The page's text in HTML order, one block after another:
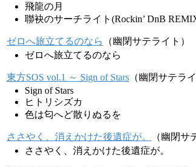
飛龍の月
聯袂のサーチライト(Rockin’ DnB
ゼロへ旅立てるのなら
（幽閉サテライト）
ゼロへ旅立てるのなら
東方SOS vol.1 ～ Sign of Stars （幽閉サテライ
Sign of Stars
ヒトリシズカ
色は匂へど散りぬるを
ささやく、消えかけた後遺症が。
（幽閉サ
ささやく、消えかけた後遺症が。